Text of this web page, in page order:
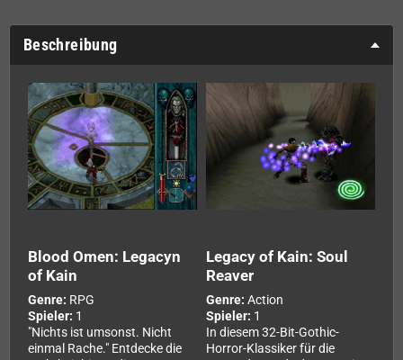
Beschreibung
Blood Omen: Legacyn
of Kain
Genre: RPG
Spieler: 1
"Nichts ist umsonst. Nicht
einmal Rache." Entdecke die
Legacy of Kain: Soul
Reaver
Genre: Action
Spieler: 1
In diesem 32-Bit-Gothic-
Horror-Klassiker für die